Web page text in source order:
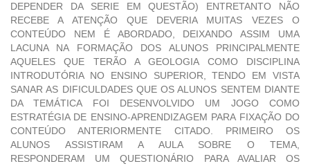
DEPENDER DA SERIE EM QUESTÃO) ENTRETANTO NÃO
RECEBE A ATENÇÃO QUE DEVERIA MUITAS VEZES O
CONTEÚDO NEM É ABORDADO, DEIXANDO ASSIM UMA
LACUNA NA FORMAÇÃO DOS ALUNOS PRINCIPALMENTE
AQUELES QUE TERÃO A GEOLOGIA COMO DISCIPLINA
INTRODUTÓRIA NO ENSINO SUPERIOR, TENDO EM VISTA
SANAR AS DIFICULDADES QUE OS ALUNOS SENTEM DIANTE
DA TEMÁTICA FOI DESENVOLVIDO UM JOGO COMO
ESTRATÉGIA DE ENSINO-APRENDIZAGEM PARA FIXAÇÃO DO
CONTEÚDO ANTERIORMENTE CITADO. PRIMEIRO OS
ALUNOS ASSISTIRAM A AULA SOBRE O TEMA,
RESPONDERAM UM QUESTIONÁRIO PARA AVALIAR OS